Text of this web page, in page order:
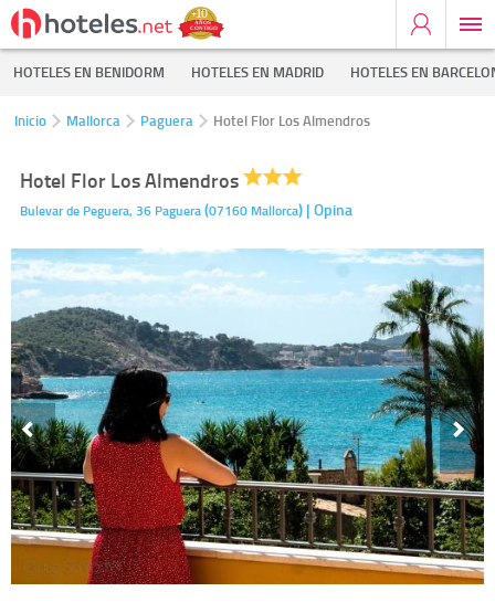
HOTELES EN BENIDORM HOTELES EN MADRID HOTELES EN
Inicio Mallorca Paguera Hotel Flor Los Almendros
Hotel Flor Los Almendros
Bulevar de Peguera, 36 Paguera(07160 Mallorca) | Opina